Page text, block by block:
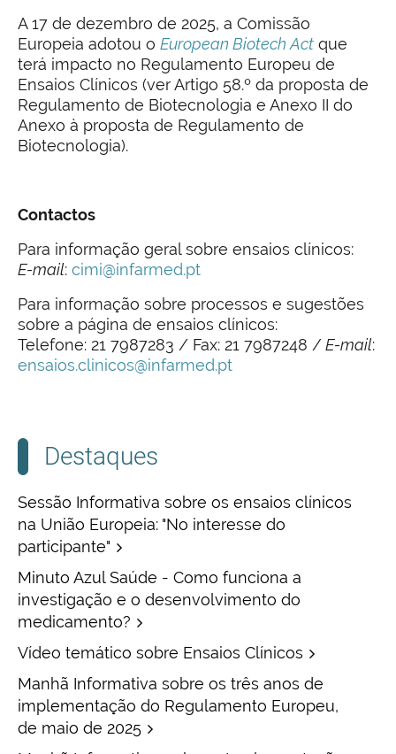
A 17 de dezembro de 2025, a Comissão
Europeia adotou o European Biotech Act que
terá impacto no Regulamento Europeu de
Ensaios Clínicos (ver Artigo 58.º da proposta de
Regulamento de Biotecnologia e Anexo II do
Anexo à proposta de Regulamento de
Biotecnologia).
Contactos
Para informação geral sobre ensaios clínicos:
E-mail: cimi@infarmed.pt
Para informação sobre processos e sugestões
sobre a página de ensaios clínicos:
Telefone: 21 7987283 / Fax: 21 7987248 /E-mail:
ensaios.clinicos@infarmed.pt
Destaques
Sessão Informativa sobre os ensaios clínicos
na União Europeia: "No interesse do
participante"
Minuto Azul Saúde - Como funciona a
investigação e o desenvolvimento do
medicamento?
Vídeo temático sobre Ensaios Clínicos
Manhã Informativa sobre os três anos de
implementação do Regulamento Europeu,
de maio de 2025